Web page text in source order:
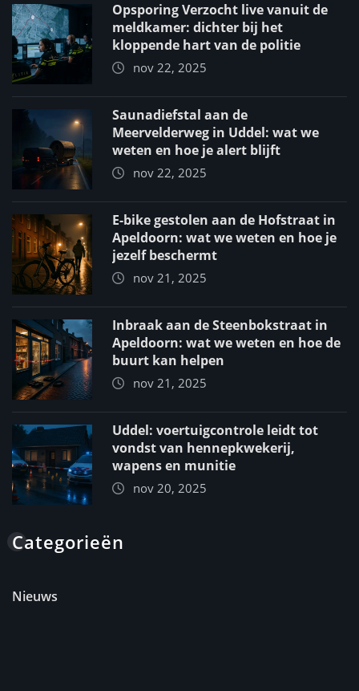
Opsporing Verzocht live vanuit de
meldkamer: dichter bij het
kloppende hart van de politie
nov 22, 2025
Saunadiefstal aan de
Meervelderweg in Uddel: wat we
weten en hoe je alert blijft
nov 22, 2025
E-bike gestolen aan de Hofstraat in
Apeldoorn: wat we weten en hoe je
jezelf beschermt
nov 21, 2025
Inbraak aan de Steenbokstraat in
Apeldoorn: wat we weten en hoe de
buurt kan helpen
nov 21, 2025
Uddel: voertuigcontrole leidt tot
vondst van hennepkwekerij,
wapens en munitie
nov 20, 2025
Categorieën
Nieuws